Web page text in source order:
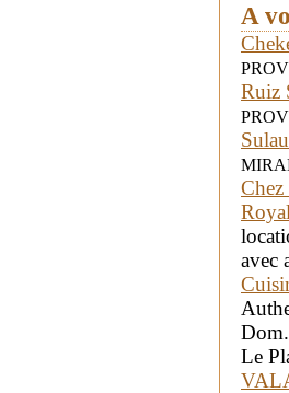
A
Ruiz
avec
Le